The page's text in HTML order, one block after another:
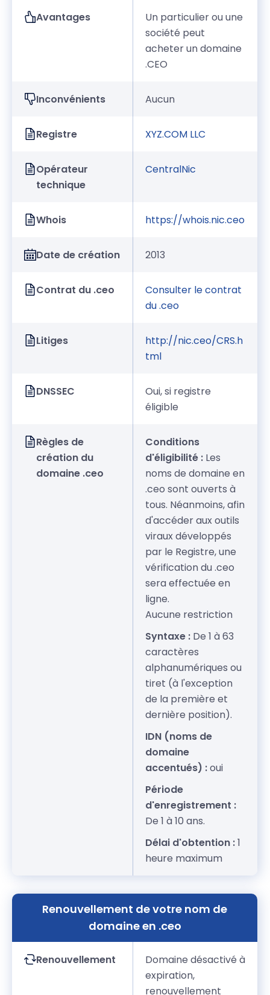
Avantages
Un particulier ou une
société peut
acheter un domaine
.CEO
Inconvénients Aucun
Registre XYZ.COM LLC
Opérateur
technique
CentralNic
Whois https://whois.nic.ceo
Date de création 2013
Contrat du .ceo
Consulter le contrat
du .ceo
Litiges
http://nic.ceo/CRS.h
tml
DNSSEC
Oui, si registre
éligible
Règles de
création du
domaine .ceo
Conditions
d'éligibilité : Les
noms de domaine en
.ceo sont ouverts à
tous. Néanmoins, afin
d'accéder aux outils
viraux développés
par le Registre, une
vérification du .ceo
sera effectuée en
ligne.
Aucune restriction
Syntaxe : De 1 à 63
caractères
alphanumériques ou
tiret (à l'exception
de la première et
dernière position).
IDN (noms de
domaine
accentués) :oui
Période
d'enregistrement :
De 1 à 10 ans.
Délai d'obtention :1
heure maximum
Renouvellement de votre nom de
domaine en .ceo
Renouvellement
Domaine désactivé à
expiration,
renouvellement